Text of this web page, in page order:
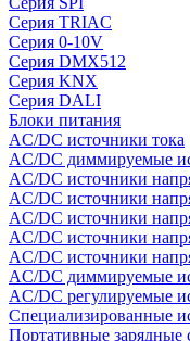
Серия TRIAC
Серия 0-10V
Серия DMX512
Серия KNX
Серия DALI
Блоки питания
AC/DC источники тока
AC/DC диммируемые
AC/DC источники
AC/DC источники
AC/DC источники
AC/DC источники
AC/DC источники
AC/DC диммируемые
AC/DC регулируемые
Специализированные
Портативные зарядные